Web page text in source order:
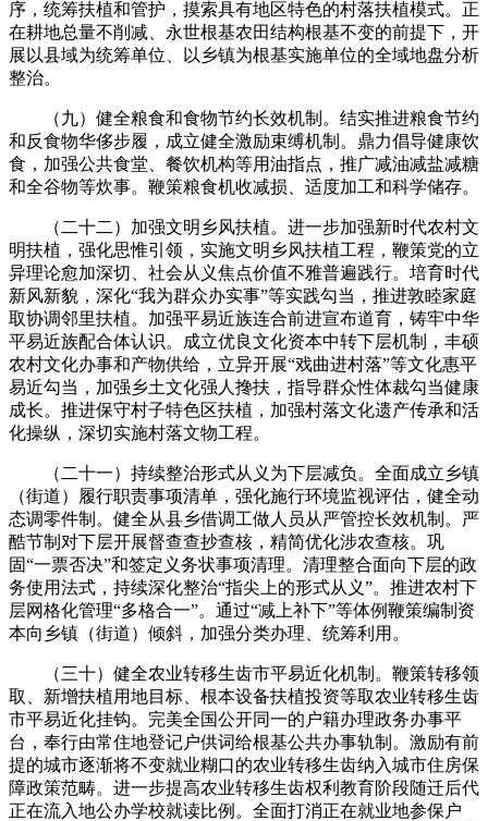
序，统筹扶植和管护，摸索具有地区特色的村落扶植模式。正
在耕地总量不削减、永世根基农田结构根基不变的前提下，开
展以县域为统筹单位、以乡镇为根基实施单位的全域地盘分析
整治。
（九）健全粮食和食物节约长效机制。结实推进粮食节约
和反食物华侈步履，成立健全激励束缚机制。鼎力倡导健康饮
食，加强公共食堂、餐饮机构等用油指点，推广减油减盐减糖
和全谷物等炊事。鞭策粮食机收减损、适度加工和科学储存。
（二十二）加强文明乡风扶植。进一步加强新时代农村文
明扶植，强化思惟引领，实施文明乡风扶植工程，鞭策党的立
异理论愈加深切、社会从义焦点价值不雅普遍践行。培育时代
新风新貌，深化“我为群众办实事”等实践勾当，推进敦睦家庭
取协调邻里扶植。加强平易近族连合前进宣布道育，铸牢中华
平易近族配合体认识。成立优良文化资本中转下层机制，丰硕
农村文化办事和产物供给，立异开展“戏曲进村落”等文化惠平
易近勾当，加强乡土文化强人搀扶，指导群众性体裁勾当健康
成长。推进保守村子特色区扶植，加强村落文化遗产传承和活
化操纵，深切实施村落文物工程。
（二十一）持续整治形式从义为下层减负。全面成立乡镇
（街道）履行职责事项清单，强化施行环境监视评估，健全动
态调零件制。健全从县乡借调工做人员从严管控长效机制。严
酷节制对下层开展督查查抄查核，精简优化涉农查核。巩
固“一票否决”和签定义务状事项清理。清理整合面向下层的政
务使用法式，持续深化整治“指尖上的形式从义”。推进农村下
层网格化管理“多格合一”。通过“减上补下”等体例鞭策编制资
本向乡镇（街道）倾斜，加强分类办理、统筹利用。
（三十）健全农业转移生齿市平易近化机制。鞭策转移领
取、新增扶植用地目标、根本设备扶植投资等取农业转移生齿
市平易近化挂钩。完美全国公开同一的户籍办理政务办事平
台，奉行由常住地登记户供词给根基公共办事轨制。激励有前
提的城市逐渐将不变就业糊口的农业转移生齿纳入城市住房保
障政策范畴。进一步提高农业转移生齿权利教育阶段随迁后代
正在流入地公办学校就读比例。全面打消正在就业地参保户